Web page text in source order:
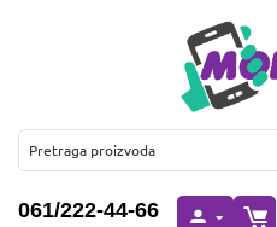
061/222-44-66